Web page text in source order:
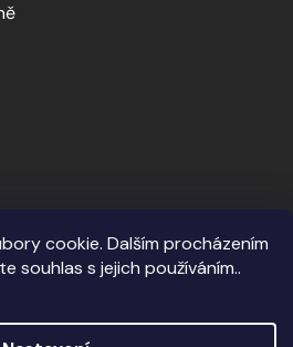
cookie. Dalším procházením
souhlas s jejich používáním..